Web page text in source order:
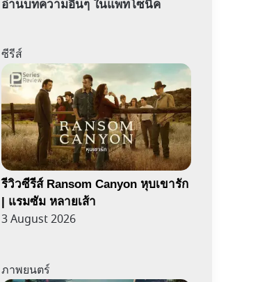
อ่านบทความอื่นๆ ในแพทโซนิค
ซีรีส์
รีวิวซีรีส์ Ransom Canyon หุบเขารัก
| แรมซัม หลายเส้า
3 August 2026
ภาพยนตร์